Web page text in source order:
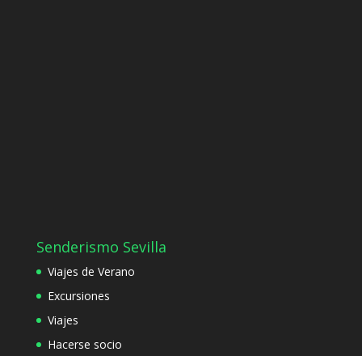
Senderismo Sevilla
Viajes de Verano
Excursiones
Viajes
Hacerse socio